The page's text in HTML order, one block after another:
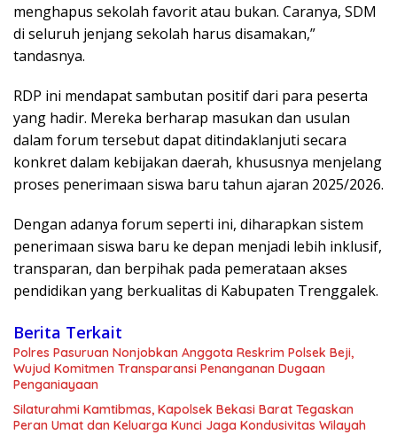
menghapus sekolah favorit atau bukan. Caranya, SDM
di seluruh jenjang sekolah harus disamakan,”
tandasnya.
RDP ini mendapat sambutan positif dari para peserta
yang hadir. Mereka berharap masukan dan usulan
dalam forum tersebut dapat ditindaklanjuti secara
konkret dalam kebijakan daerah, khususnya menjelang
proses penerimaan siswa baru tahun ajaran 2025/2026.
Dengan adanya forum seperti ini, diharapkan sistem
penerimaan siswa baru ke depan menjadi lebih inklusif,
transparan, dan berpihak pada pemerataan akses
pendidikan yang berkualitas di Kabupaten Trenggalek.
Berita Terkait
Polres Pasuruan Nonjobkan Anggota Reskrim Polsek Beji,
Wujud Komitmen Transparansi Penanganan Dugaan
Penganiayaan
Silaturahmi Kamtibmas, Kapolsek Bekasi Barat Tegaskan
Peran Umat dan Keluarga Kunci Jaga Kondusivitas Wilayah